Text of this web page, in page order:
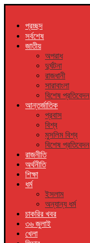
প্রচ্ছদ
সর্বশেষ
জাতীয়
অপরাধ
দুর্ঘটনা
রাজধানী
সারাবাংলা
বিশেষ প্রতিবেদন
আন্তর্জাতিক
প্রবাস
বিশ্ব
মুসলিম বিশ্ব
বিশেষ প্রতিবেদন
রাজনীতি
অর্থনীতি
শিক্ষা
ধর্ম
ইসলাম
অন্যান্য ধর্ম
চাকরির খবর
৩৬ জুলাই
খেলা